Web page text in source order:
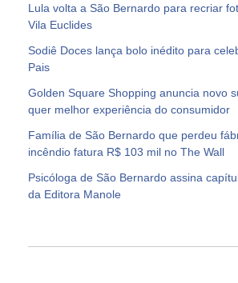
Lula volta a São Bernardo para recriar
Vila Euclides
Sodiê Doces lança bolo inédito para
Pais
Golden Square Shopping anuncia novo
quer melhor experiência do consumidor
Família de São Bernardo que perdeu
incêndio fatura R$ 103 mil no The Wall
Psicóloga de São Bernardo assina
da Editora Manole